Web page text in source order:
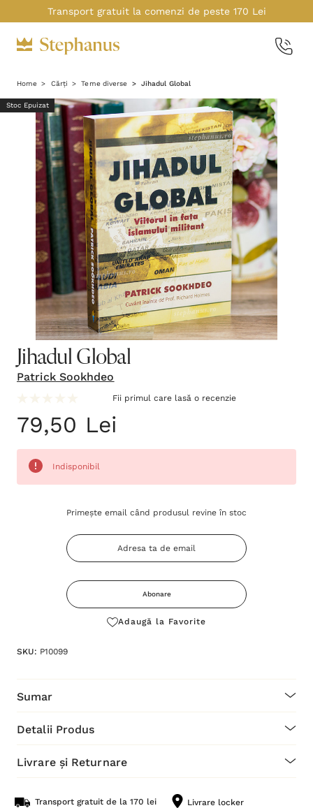
Transport gratuit la comenzi de peste 170 Lei
Home Cărți Teme diverse Jihadul Global
Stoc Epuizat
Jihadul Global
Patrick Sookhdeo
Fii primul care lasă o recenzie
79,50 Lei
Indisponibil
Primește email când produsul revine în stoc
Abonare
Adaugă la Favorite
SKU: P10099
Sumar
Detalii Produs
Livrare și Returnare
Transport gratuit de la 170 lei Livrare locker